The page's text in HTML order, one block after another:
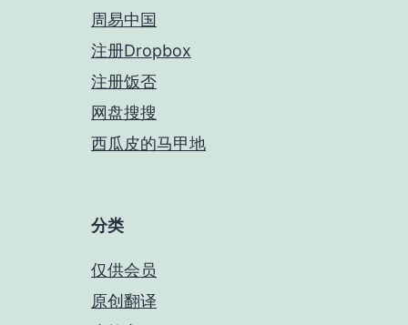
周易中国
注册Dropbox
注册饭否
网盘搜搜
西瓜皮的马甲地
分类
仅供会员
原创翻译